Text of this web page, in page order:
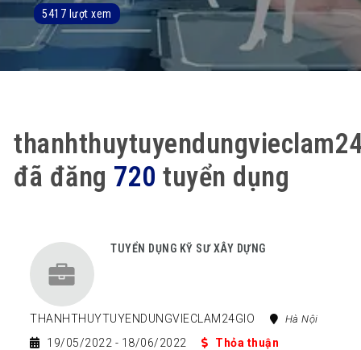
5417 lượt xem
đã đăng 720 tuyển dụng
TUYỂN DỤNG KỸ SƯ XÂY DỰNG
THANHTHUYTUYENDUNGVIECLAM24GIO Hà Nội
19/05/2022 - 18/06/2022 Thỏa thuận